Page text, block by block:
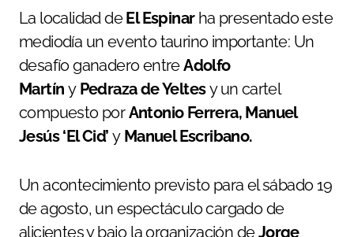
La localidad deEl Espinarha presentado este
mediodía un evento taurino importante: Un
desafío ganadero entreAdolfo
Martín y Pedraza de Yeltesy un cartel
compuesto porAntonio Ferrera, Manuel
Jesús ‘El Cid’ y Manuel Escribano.
Un acontecimiento previsto para el sábado 19
de agosto, un espectáculo cargado de
alicientes y bajo la organización deJorge